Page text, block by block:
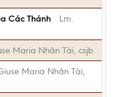
Các Thánh
Lm.
Maria Nhân Tài, csjb.
Maria Nhân Tài,